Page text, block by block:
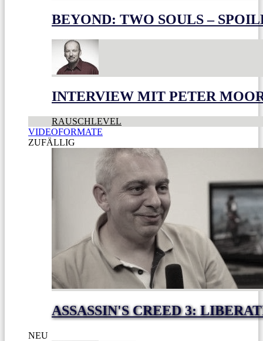
BEYOND: TWO SOULS –
INTERVIEW MIT PETER
RAUSCHLEVEL
VIDEOFORMATE
ZUFÄLLIG
ASSASSIN'S CREED 3:
NEU